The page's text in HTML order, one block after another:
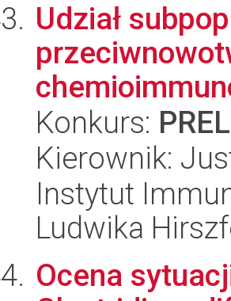
Udział
Konkurs:
Kierownik:
Instytut
Ludwika
Ocena